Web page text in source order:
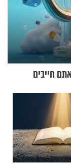
6 הטעויות שאתם חייבים